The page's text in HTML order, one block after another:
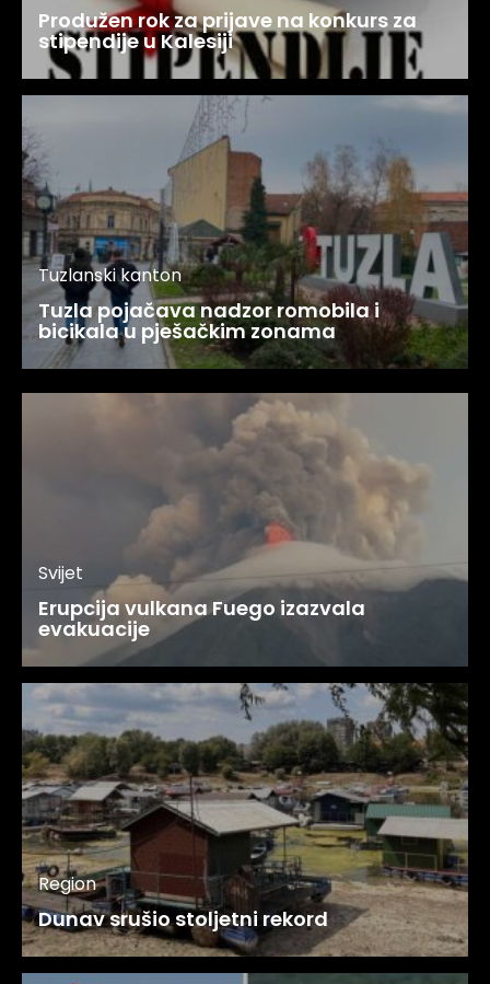
Produžen rok za prijave na konkurs za
stipendije u Kalesiji
Tuzlanski kanton
Tuzla pojačava nadzor romobila i
bicikala u pješačkim zonama
Svijet
Erupcija vulkana Fuego izazvala
evakuacije
Region
Dunav srušio stoljetni rekord